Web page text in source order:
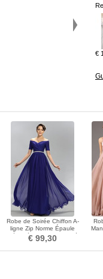
€
Robe de Soirée Chiffon A-
ligne Zip Norme Épaule
Dégagée Fourreau plissé
€ 99,30